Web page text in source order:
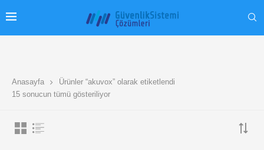
Anasayfa
Ürünler “akuvox” olarak etiketlendi
15 sonucun tümü gösteriliyor